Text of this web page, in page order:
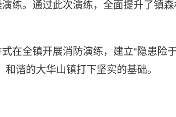
练。通过此次演练，全面提升了镇
在全镇开展消防演练，建立“隐患险
谐的大华山镇打下坚实的基础。